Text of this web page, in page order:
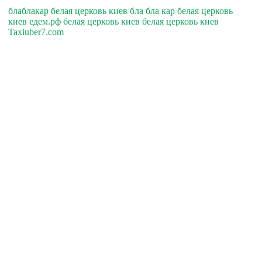
блаблакар белая церковь киев бла бла кар белая церковь
киев едем.рф белая церковь киев белая церковь киев
Taxiuber7.com